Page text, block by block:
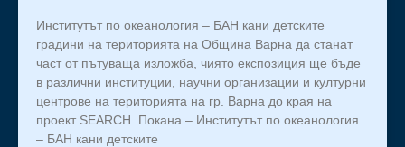
Институтът по океанология – БАН кани детските
градини на територията на Община Варна да станат
част от пътуваща изложба, чиято експозиция ще бъде
в различни институции, научни организации и културни
центрове на територията на гр. Варна до края на
проект SEARCH. Покана – Институтът по океанология
– БАН кани детските